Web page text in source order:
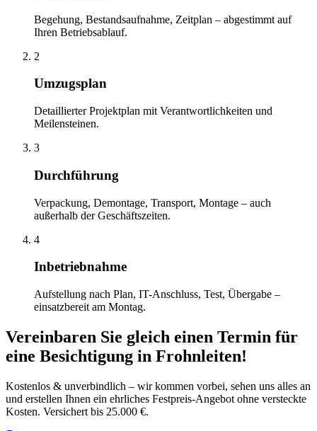
Begehung, Bestandsaufnahme, Zeitplan – abgestimmt auf
Ihren Betriebsablauf.
2
Umzugsplan
Detaillierter Projektplan mit Verantwortlichkeiten und
Meilensteinen.
3
Durchführung
Verpackung, Demontage, Transport, Montage – auch
außerhalb der Geschäftszeiten.
4
Inbetriebnahme
Aufstellung nach Plan, IT-Anschluss, Test, Übergabe –
einsatzbereit am Montag.
Vereinbaren Sie gleich einen Termin für
eine Besichtigung in Frohnleiten!
Kostenlos & unverbindlich – wir kommen vorbei, sehen uns alles an
und erstellen Ihnen ein ehrliches Festpreis-Angebot ohne versteckte
Kosten. Versichert bis 25.000 €.